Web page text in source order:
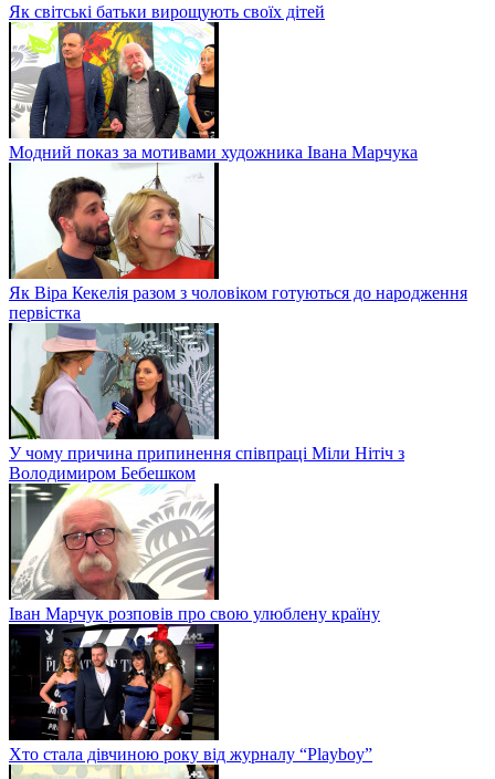
Як світські батьки вирощують своїх дітей
Модний показ за мотивами художника Івана Марчука
Як Віра Кекелія разом з чоловіком готуються до народження
первістка
У чому причина припинення співпраці Міли Нітіч з
Володимиром Бебешком
Іван Марчук розповів про свою улюблену країну
Хто стала дівчиною року від журналу “Playboy”